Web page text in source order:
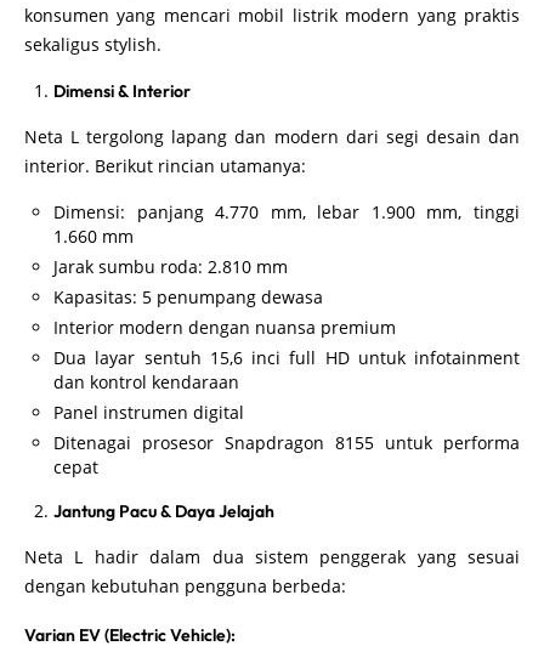
konsumen yang mencari mobil listrik modern yang praktis
sekaligus stylish.
Dimensi & Interior
Neta L tergolong lapang dan modern dari segi desain dan
interior. Berikut rincian utamanya:
Dimensi: panjang 4.770 mm, lebar 1.900 mm, tinggi
1.660 mm
Jarak sumbu roda: 2.810 mm
Kapasitas: 5 penumpang dewasa
Interior modern dengan nuansa premium
Dua layar sentuh 15,6 inci full HD untuk infotainment
dan kontrol kendaraan
Panel instrumen digital
Ditenagai prosesor Snapdragon 8155 untuk performa
cepat
Jantung Pacu & Daya Jelajah
Neta L hadir dalam dua sistem penggerak yang sesuai
dengan kebutuhan pengguna berbeda:
Varian EV (Electric Vehicle):